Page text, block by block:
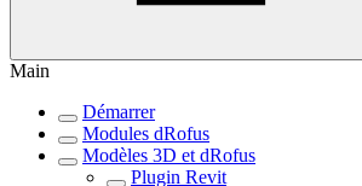
Main
Démarrer
Modules dRofus
Modèles 3D et dRofus
Plugin Revit